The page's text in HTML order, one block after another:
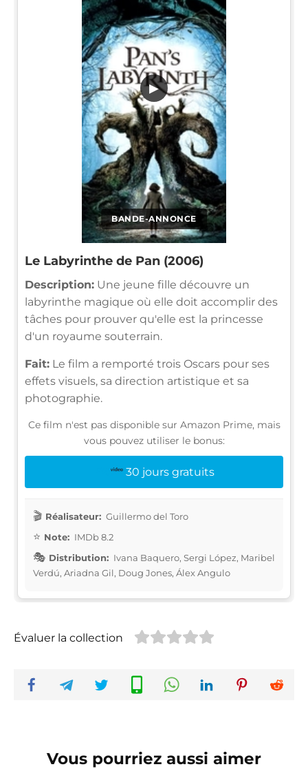
BANDE-ANNONCE
▶
Le Labyrinthe de Pan (2006)
Description: Une jeune fille découvre un
labyrinthe magique où elle doit accomplir des
tâches pour prouver qu'elle est la princesse
d'un royaume souterrain.
Fait: Le film a remporté trois Oscars pour ses
effets visuels, sa direction artistique et sa
photographie.
Ce film n'est pas disponible sur Amazon Prime, mais
vous pouvez utiliser le bonus:
30 jours gratuits
Réalisateur: Guillermo del Toro
Note: IMDb 8.2
Distribution: Ivana Baquero, Sergi López, Maribel
Verdú, Ariadna Gil, Doug Jones, Álex Angulo
Évaluer la collection
Vous pourriez aussi aimer